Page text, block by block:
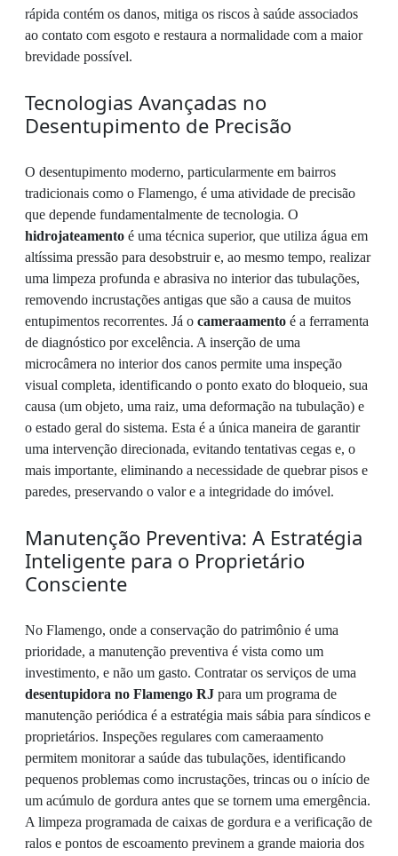
rápida contém os danos, mitiga os riscos à saúde associados
ao contato com esgoto e restaura a normalidade com a maior
brevidade possível.
Tecnologias Avançadas no
Desentupimento de Precisão
O desentupimento moderno, particularmente em bairros
tradicionais como o Flamengo, é uma atividade de precisão
que depende fundamentalmente de tecnologia. O
hidrojateamento é uma técnica superior, que utiliza água em
altíssima pressão para desobstruir e, ao mesmo tempo, realizar
uma limpeza profunda e abrasiva no interior das tubulações,
removendo incrustações antigas que são a causa de muitos
entupimentos recorrentes. Já o cameraamento é a ferramenta
de diagnóstico por excelência. A inserção de uma
microcâmera no interior dos canos permite uma inspeção
visual completa, identificando o ponto exato do bloqueio, sua
causa (um objeto, uma raiz, uma deformação na tubulação) e
o estado geral do sistema. Esta é a única maneira de garantir
uma intervenção direcionada, evitando tentativas cegas e, o
mais importante, eliminando a necessidade de quebrar pisos e
paredes, preservando o valor e a integridade do imóvel.
Manutenção Preventiva: A Estratégia
Inteligente para o Proprietário
Consciente
No Flamengo, onde a conservação do patrimônio é uma
prioridade, a manutenção preventiva é vista como um
investimento, e não um gasto. Contratar os serviços de uma
desentupidora no Flamengo RJ para um programa de
manutenção periódica é a estratégia mais sábia para síndicos e
proprietários. Inspeções regulares com cameraamento
permitem monitorar a saúde das tubulações, identificando
pequenos problemas como incrustações, trincas ou o início de
um acúmulo de gordura antes que se tornem uma emergência.
A limpeza programada de caixas de gordura e a verificação de
ralos e pontos de escoamento previnem a grande maioria dos